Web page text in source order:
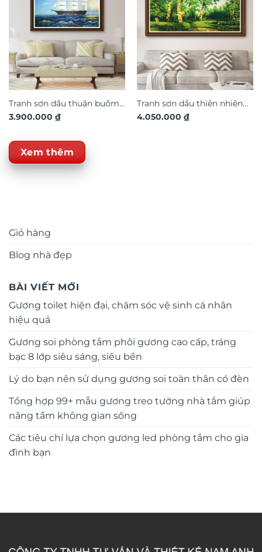
Giỏ hàng
Blog nhà đẹp
BÀI VIẾT MỚI
Gương toilet hiện đại, chăm sóc vệ sinh cá nhân
hiệu quả
Gương soi phòng tắm phôi gương cao cấp, tráng
bạc 8 lớp siêu sáng, siêu bền
Lý do bạn nên sử dụng gương soi toàn thân có đèn
Tổng hợp 99+ mẫu gương treo tường nhà tắm giúp
nâng tầm không gian sống
Các tiêu chí lựa chọn gương led phòng tắm cho gia
đình bạn
Tranh sơn dầu thuận buồm
xuôi gió SD403
3.900.000 ₫
Tranh sơn dầu thiên nhiên
phong cảnh SD402
4.050.000 ₫
Xem thêm